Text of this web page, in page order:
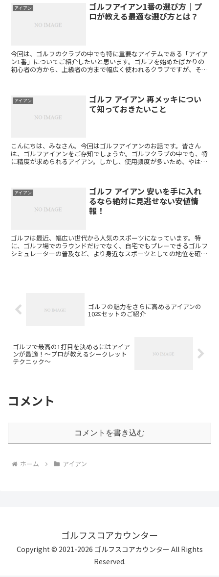
アイアン
ゴルフアイアン1番の選び方｜プ
ロが教える最適な選び方とは？
今回は、ゴルフのクラブの中でも特に重要なアイテムである「アイア
ン1番」についてご紹介したいと思います。ゴルフを始めたばかりの
初心者の方から、上級者の方まで幅広く使われるクラブですが、その
アイアン
ゴルフ アイアン 再メッキについ
て知っておきたいこと
こんにちは、みなさん。今回はゴルフアイアンのお話です。皆さん
は、ゴルフアイアンをご存知でしょうか。ゴルフクラブの中でも、特
に精度が求められるアイアン。しかし、使用頻度が多いため、やはり
アイアン
ゴルフ アイアン 安いを手に入れ
るなら絶対に見逃せない安値情
報！
ゴルフは最近、幅広い世代から人気のスポーツになっています。特
に、ゴルフ場でのラウンドだけでなく、自宅でもプレーできるゴルフ
シミュレーターの普及など、より身近なスポーツとしての地位を確立
ゴルフの魅力をさらに高めるアイアンの
10本セットのご紹介
ゴルフで最高の1打目を決めるにはアイア
ンが最適！～プロが教えるシークレット
テクニック～
コメント
コメントを書き込む
ホーム アイアン
ゴルフスコアカウンター
Copyright © 2021-2026 ゴルフスコアカウンター All Rights
Reserved.